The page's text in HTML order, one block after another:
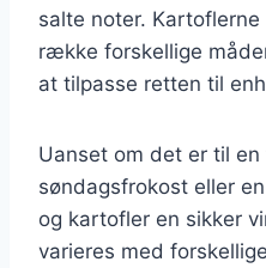
salte noter.
række forskellige
at tilpasse retten til
Uanset om det er til
søndagsfrokost eller
og kartofler en sikker
varieres med